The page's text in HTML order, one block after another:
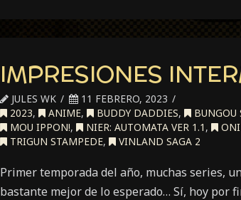
IMPRESIONES
JULES WK
11 FEBRERO, 2023
2023, ANIME, BUDDY DADDIES, BUNGOU
MOU IPPON!, NIER: AUTOMATA VER 1.1 ,
TRIGUN STAMPEDE, VINLAND SAGA 2
Primer temporada del año, muchas series,
bastante mejor de lo esperado… Sí, hoy por